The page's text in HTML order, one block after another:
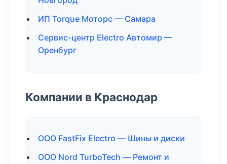
ИП Torque Моторс — Самара
Сервис-центр Electro Автомир —
Оренбург
Компании в Краснодар
ООО FastFix Electro — Шины и диски
ООО Nord TurboTech — Ремонт и